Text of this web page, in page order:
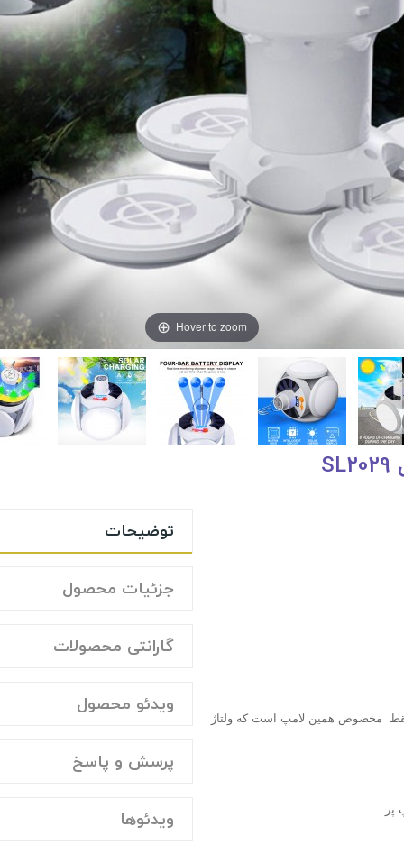
Hover to zoom
مخصوص همین لامپ است که ولتاژ
پر
توضیحات
جزئیات محصول
گارانتی محصولات
ویدئو محصول
پرسش و پاسخ
ویدئوها